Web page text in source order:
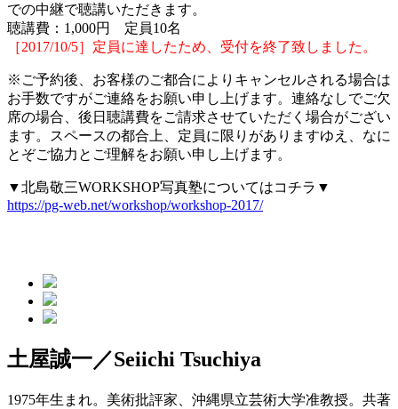
での中継で聴講いただきます。
聴講費：1,000円 定員10名
［2017/10/5］定員に達したため、受付を終了致しました。
※ご予約後、お客様のご都合によりキャンセルされる場合は
お手数ですがご連絡をお願い申し上げます。連絡なしでご欠
席の場合、後日聴講費をご請求させていただく場合がござい
ます。スペースの都合上、定員に限りがありますゆえ、なに
とぞご協力とご理解をお願い申し上げます。
▼北島敬三WORKSHOP写真塾についてはコチラ▼
https://pg-web.net/workshop/workshop-2017/
土屋誠一／Seiichi Tsuchiya
1975年生まれ。美術批評家、沖縄県立芸術大学准教授。共著